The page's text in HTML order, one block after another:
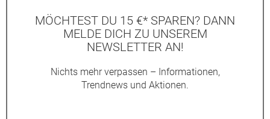
MÖCHTEST DU 15 €* SPAREN? DANN
MELDE DICH ZU UNSEREM
NEWSLETTER AN!
Nichts mehr verpassen – Informationen,
Trendnews und Aktionen.